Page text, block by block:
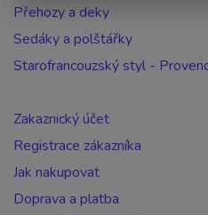
Přehozy a deky
Sedáky a polštářky
Starofrancouzský styl -
Zakaznický účet
Registrace zákazníka
Jak nakupovat
Doprava a platba